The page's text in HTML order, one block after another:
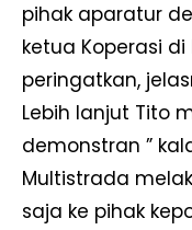
pihak aparatur
ketua Koperasi
peringatkan,
Lebih lanjut Tito
demonstran ”
Multistrada
saja ke pihak